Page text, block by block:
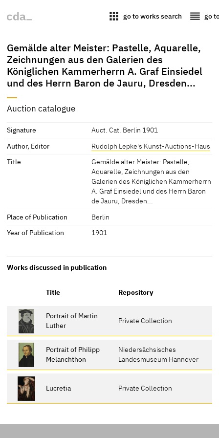
apps go to works search reorder go
Gemälde alter Meister: Pastelle, Aquarelle,
Zeichnungen aus den Galerien des
Königlichen Kammerherrn A. Graf Einsiedel
und des Herrn Baron de Jauru, Dresden...
Auction catalogue
Signature
Auct. Cat. Berlin 1901
Author, Editor
Rudolph Lepke's Kunst-Auctions-Haus
Title
Gemälde alter Meister: Pastelle,
Aquarelle, Zeichnungen aus den
Galerien des Königlichen Kammerherrn
A. Graf Einsiedel und des Herrn Baron
de Jauru, Dresden...
Place of Publication
Berlin
Year of Publication
1901
Works discussed in publication
Title Repository
Portrait of Martin
Luther
Private Collection
Portrait of Philipp
Melanchthon
Niedersächsisches
Landesmuseum Hannover
Lucretia Private Collection